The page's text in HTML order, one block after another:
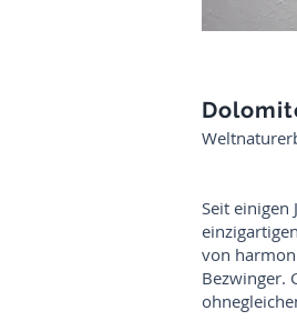
Seit einigen
von
Bezwinger.